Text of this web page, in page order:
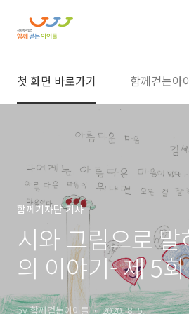
첫 화면 바로가기 함께걷는아
함께기자단 기사
시와 그림으로
의 이야기- 제 5
터디 창작동시대
by 함께걷는아이들 2020. 8. 5.